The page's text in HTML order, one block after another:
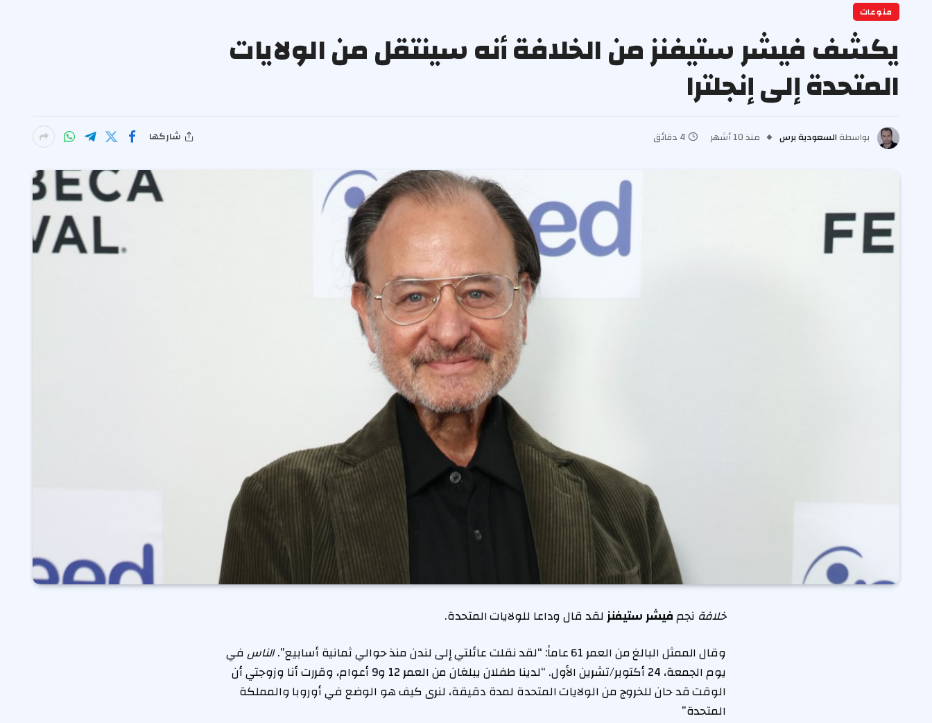
منوعات
يكشف فيشر ستيفنز من الخلافة أنه سينتقل من الولايات
المتحدة إلى إنجلترا
بواسطة السعودية برس منذ 10 أشهر 4 دقائق شاركها
خلافة نجمفيشر ستيفنز لقد قال وداعا للولايات المتحدة.
وقال الممثل البالغ من العمر 61 عاماً: “لقد نقلت عائلتي إلى لندن منذ حوالي ثمانية أسابيع”.
الناس في
يوم الجمعة، 24 أكتوبر/تشرين الأول. “لدينا طفلان يبلغان من العمر 12 و9 أعوام، وقررت أنا وزوجتي أن
الوقت قد حان للخروج من الولايات المتحدة لمدة دقيقة، لنرى كيف هو الوضع في أوروبا والمملكة
المتحدة”